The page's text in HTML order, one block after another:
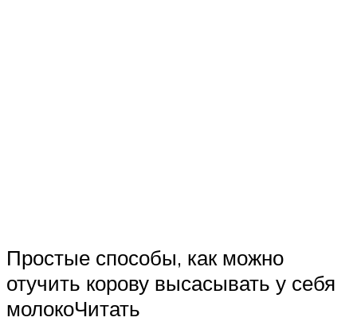
Простые способы, как можно
отучить корову высасывать у себя
молокоЧитать